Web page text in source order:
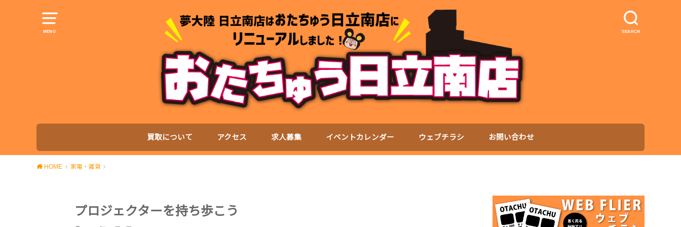
MENU SEARCH
買取について アクセス 求人募集 イベントカレンダー ウェブチラシ お問い合わせ
HOME 家電・雑貨
プロジェクターを持ち歩こう